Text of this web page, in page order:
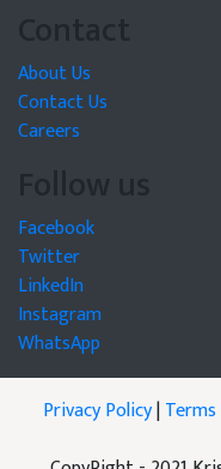
Contact
About Us
Contact Us
Careers
Follow us
Facebook
Twitter
LinkedIn
Instagram
WhatsApp
Privacy Policy|